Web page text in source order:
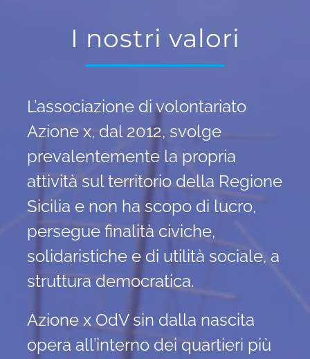
I nostri valori
L’associazione di volontariato
Azione x, dal 2012, svolge
prevalentemente la propria
attività sul territorio della Regione
Sicilia e non ha scopo di lucro,
persegue finalità civiche,
solidaristiche e di utilità sociale, a
struttura democratica.
Azione x OdV sin dalla nascita
opera all’interno dei quartieri più